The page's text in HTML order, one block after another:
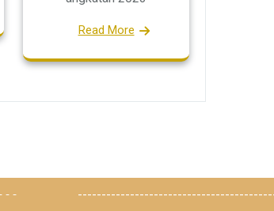
Read More